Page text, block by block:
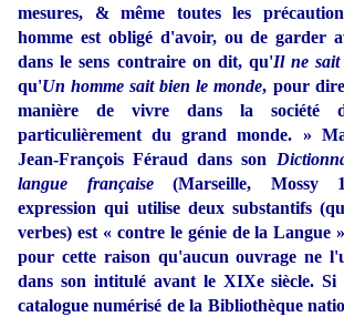
mesures, & même toutes les
homme est obligé d'avoir, ou de garder
dans le sens contraire on dit, qu'Il ne sait
qu'Un homme sait bien le monde, pour
manière de vivre dans la société
particulièrement du grand monde. »
Jean-François Féraud dans son
langue française(Marseille, Mossy
expression qui utilise deux substantifs
verbes) est « contre le génie de la Langue
pour cette raison qu'aucun ouvrage ne
dans son intitulé avant le XIXe siècle. Si
catalogue numérisé de la Bibliothèque